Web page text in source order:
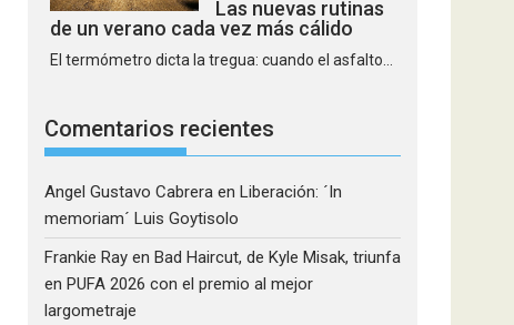
Las nuevas rutinas
de un verano cada vez más cálido
El termómetro dicta la tregua: cuando el asfalto...
Comentarios recientes
Angel Gustavo Cabrera en Liberación: ´In
memoriam´ Luis Goytisolo
Frankie Ray en Bad Haircut, de Kyle Misak, triunfa
en PUFA 2026 con el premio al mejor
largometraje